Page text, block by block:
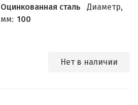
Оцинкованная сталь
Диаметр,
мм: 100
Нет в наличии